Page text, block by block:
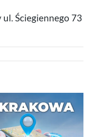
Ściegiennego 73